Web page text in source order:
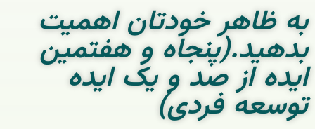
به ظاهر خودتان اهمیت
بدهید.(پنجاه و هفتمین
ایده از صد و یک ایده
توسعه فردی)